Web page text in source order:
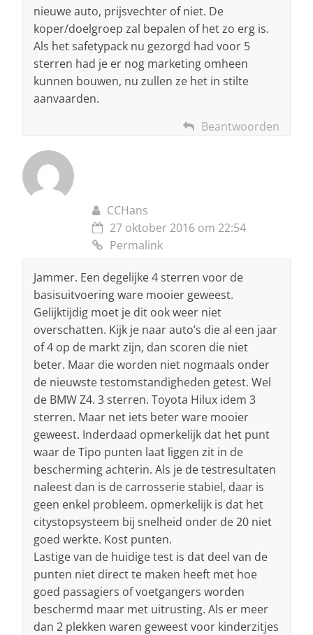
nieuwe auto, prijsvechter of niet. De
koper/doelgroep zal bepalen of het zo erg is.
Als het safetypack nu gezorgd had voor 5
sterren had je er nog marketing omheen
kunnen bouwen, nu zullen ze het in stilte
aanvaarden.
Beantwoorden
CCHans
27 oktober 2016 om 22:54
Permalink
Jammer. Een degelijke 4 sterren voor de
basisuitvoering ware mooier geweest.
Gelijktijdig moet je dit ook weer niet
overschatten. Kijk je naar auto’s die al een jaar
of 4 op de markt zijn, dan scoren die niet
beter. Maar die worden niet nogmaals onder
de nieuwste testomstandigheden getest. Wel
de BMW Z4. 3 sterren. Toyota Hilux idem 3
sterren. Maar net iets beter ware mooier
geweest. Inderdaad opmerkelijk dat het punt
waar de Tipo punten laat liggen zit in de
bescherming achterin. Als je de testresultaten
naleest dan is de carrosserie stabiel, daar is
geen enkel probleem. opmerkelijk is dat het
citystopsysteem bij snelheid onder de 20 niet
goed werkte. Kost punten.
Lastige van de huidige test is dat deel van de
punten niet direct te maken heeft met hoe
goed passagiers of voetgangers worden
beschermd maar met uitrusting. Als er meer
dan 2 plekken waren geweest voor kinderzitjes